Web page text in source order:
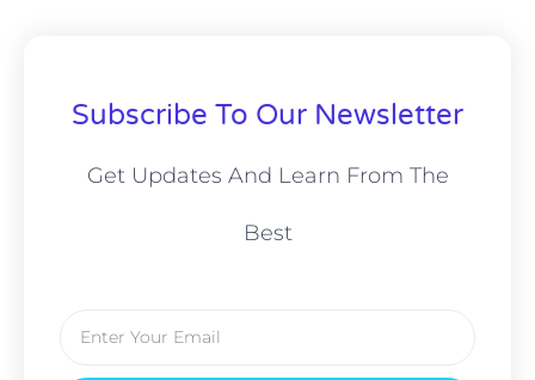
Subscribe To Our Newsletter
Get Updates And Learn From The
Best